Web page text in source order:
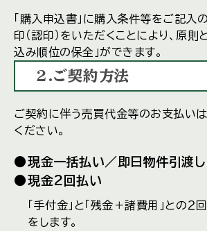
「購入申込書」に購入条件等をご記入
印（認印）をいただくことにより、原則
込み順位の保全」ができます。
2.ご契約方法
ご契約に伴う売買代金等のお支払い
ください。
現金一括払い／即日物件引渡し
現金2回払い
「手付金」と「残金＋諸費用」との
をします。